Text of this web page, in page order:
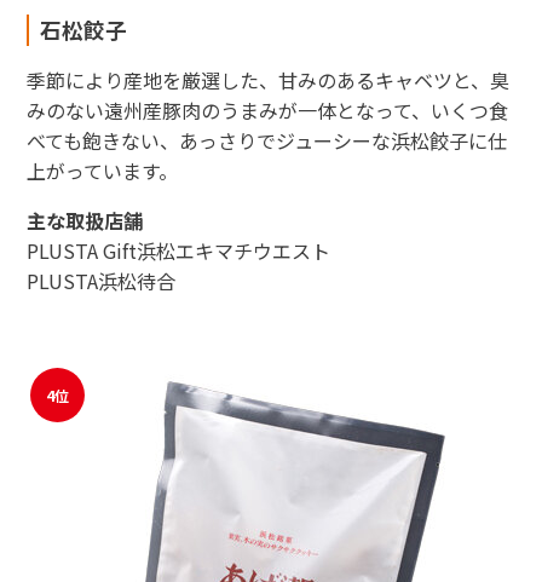
石松餃子
季節により産地を厳選した、甘みのあるキャベツと、臭
みのない遠州産豚肉のうまみが一体となって、いくつ食
べても飽きない、あっさりでジューシーな浜松餃子に仕
上がっています。
主な取扱店舗
PLUSTA Gift浜松エキマチウエスト
PLUSTA浜松待合
4位